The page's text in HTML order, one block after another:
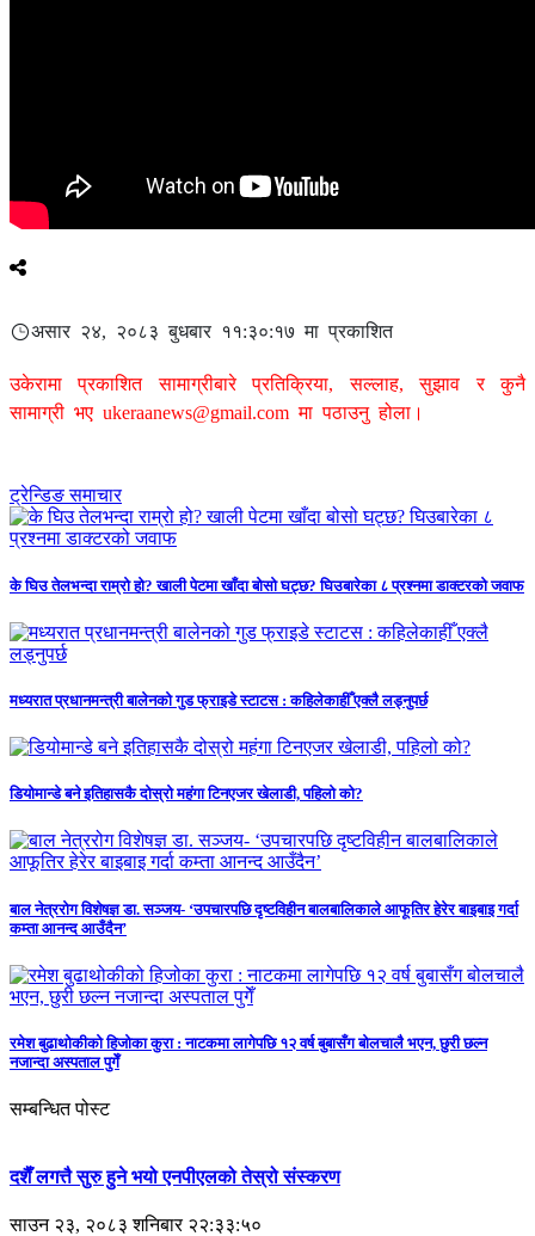
असार २४, २०८३ बुधबार ११:३०:१७ मा प्रकाशित
उकेरामा प्रकाशित सामाग्रीबारे प्रतिक्रिया, सल्लाह, सुझाव र कुनै
सामाग्री भए ukeraanews@gmail.com मा पठाउनु होला।
ट्रेन्डिङ समाचार
के घिउ तेलभन्दा राम्रो हो? खाली पेटमा खाँदा बोसो घट्छ? घिउबारेका ८ प्रश्नमा डाक्टरको जवाफ
मध्यरात प्रधानमन्त्री बालेनको गुड फ्राइडे स्टाटस : कहिलेकाहीँ एक्लै लड्नुपर्छ
डियोमान्डे बने इतिहासकै दोस्रो महंगा टिनएजर खेलाडी, पहिलो को?
बाल नेत्ररोग विशेषज्ञ डा. सञ्जय- ‘उपचारपछि दृष्टविहीन बालबालिकाले आफूतिर हेरेर बाइबाइ गर्दा
कम्ता आनन्द आउँदैन’
रमेश बुढाथोकीको हिजोका कुरा : नाटकमा लागेपछि १२ वर्ष बुबासँग बोलचालै भएन, छुरी छल्न
नजान्दा अस्पताल पुगेँ
सम्बन्धित पोस्ट
दशैँ लगत्तै सुरु हुने भयो एनपीएलको तेस्रो संस्करण
साउन २३, २०८३ शनिबार २२:३३:५०